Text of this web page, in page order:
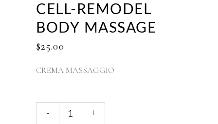
CELL-REMODEL
BODY MASSAGE
$25.00
CREMA MASSAGGIO
REMODEL
- +